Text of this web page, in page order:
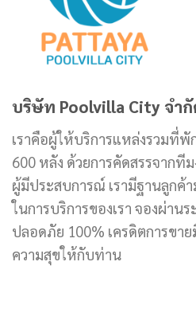
บริษัท Poolvilla City จำ
เราคือผู้ให้บริการแหล่งรวมที่พั
600 หลัง ด้วยการคัดสรรจาก
ผู้มีประสบการณ์ เรามีฐานลูกค้า
ในการบริการของเรา จองผ่าน
ปลอดภัย 100% เครดิตการขา
ความสุขให้กับท่าน